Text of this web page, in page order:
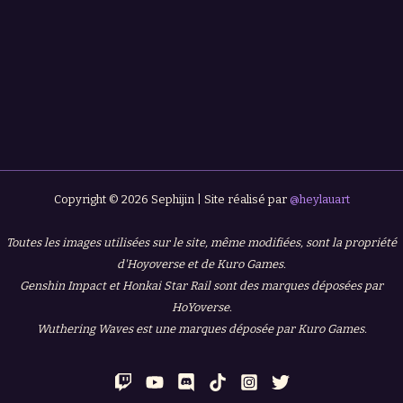
Copyright © 2026 Sephijin | Site réalisé par @heylauart
Toutes les images utilisées sur le site, même modifiées, sont la propriété
d'Hoyoverse et de Kuro Games.
Genshin Impact et Honkai Star Rail sont des marques déposées par
HoYoverse.
Wuthering Waves est une marques déposée par Kuro Games.